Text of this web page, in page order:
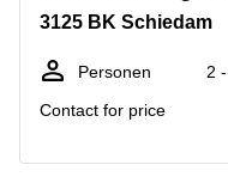
Hengelo
Hilversum
Hoofddorp
Reeuwijk
Business
Arnhem
3125 BK Schiedam
Personen
2
Contact for price